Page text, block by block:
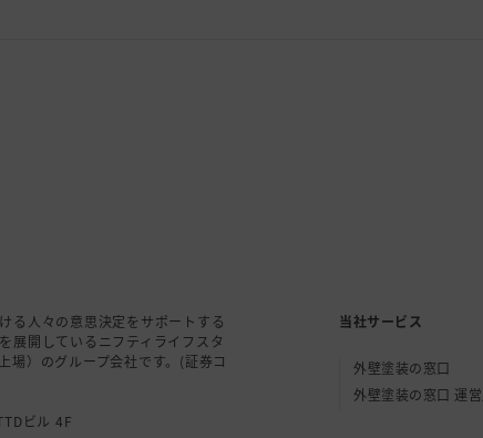
当社サービス
外壁塗装の窓口
外壁塗装の窓口 運
る人々の意思決定をサポートする
展開しているニフティライフスタ
場）のグループ会社です。(証券コ
ビル 4F